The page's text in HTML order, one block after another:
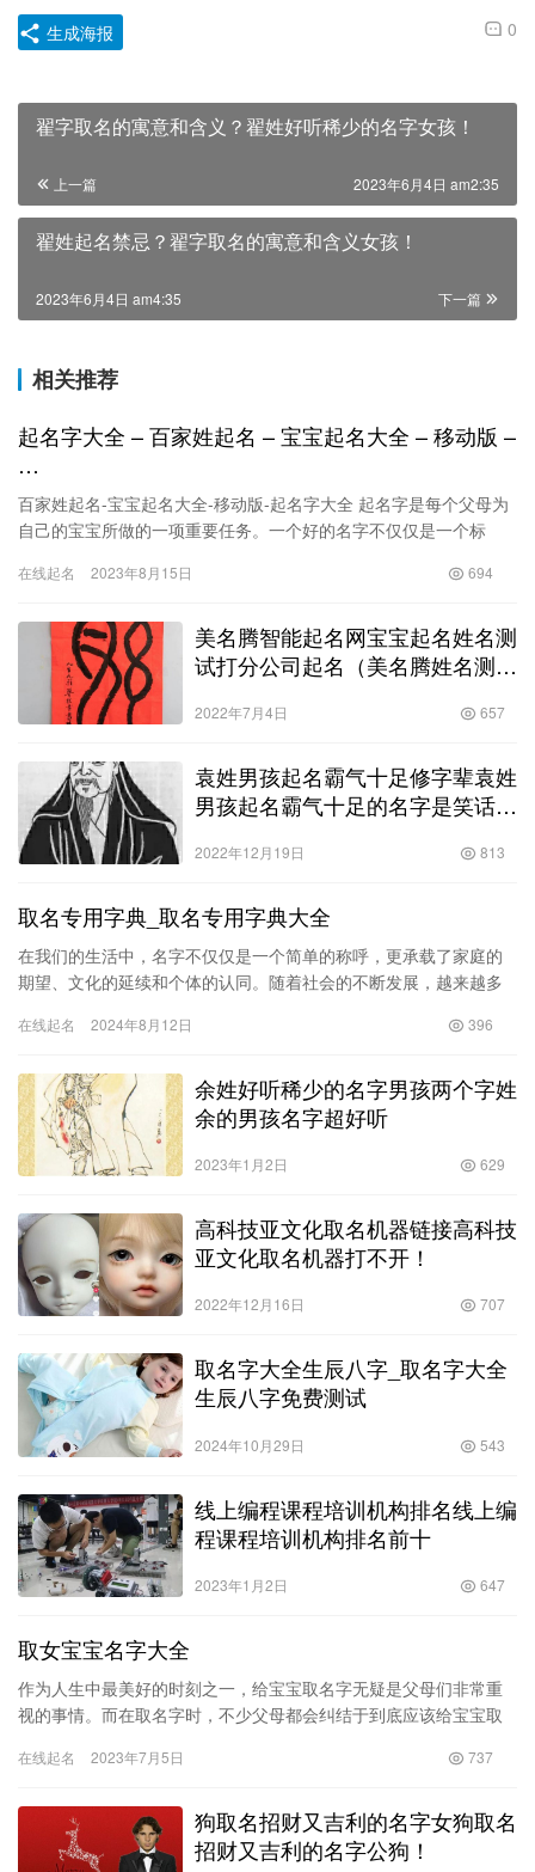
0
生成海报
翟字取名的寓意和含义？翟姓好听稀少的名字女孩！
上一篇 2023年6月4日 am2:35
翟姓起名禁忌？翟字取名的寓意和含义女孩！
下一篇
2023年6月4日 am4:35
相关推荐
起名字大全 – 百家姓起名 – 宝宝起名大全 – 移动版 –
…
百家姓起名-宝宝起名大全-移动版-起名字大全 起名字是每个父母为
自己的宝宝所做的一项重要任务。一个好的名字不仅仅是一个标
将…
在线起名 2023年8月15日 694
美名腾智能起名网宝宝起名姓名测
试打分公司起名（美名腾姓名测试
2022年7月4日 657
袁姓男孩起名霸气十足修字辈袁姓
男孩起名霸气十足的名字是笑话
2022年12月19日 813
取名专用字典_取名专用字典大全
在我们的生活中，名字不仅仅是一个简单的称呼，更承载了家庭的
期望、文化的延续和个体的认同。随着社会的不断发展，越来越多
候，取…
在线起名 2024年8月12日 396
余姓好听稀少的名字男孩两个字姓
余的男孩名字超好听
2023年1月2日 629
高科技亚文化取名机器链接高科技
亚文化取名机器打不开！
2022年12月16日 707
取名字大全生辰八字_取名字大全
生辰八字免费测试
2024年10月29日 543
线上编程课程培训机构排名线上编
程课程培训机构排名前十
2023年1月2日 647
取女宝宝名字大全
作为人生中最美好的时刻之一，给宝宝取名字无疑是父母们非常重
视的事情。而在取名字时，不少父母都会纠结于到底应该给宝宝取
全”，…
在线起名 2023年7月5日 737
狗取名招财又吉利的名字女狗取名
招财又吉利的名字公狗！